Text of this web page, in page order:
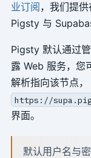
业订阅 ，我们提供
Pigsty 与
Pigsty 默认通过
露 Web 服务，您
解析指向该节点
https://
界面。
默认用户名与